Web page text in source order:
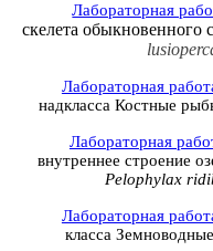
Лабораторная
скелета обыкновенного
Лабораторная
надкласса Костные
Лабораторная
внутреннее строение
Pelophylax
Лабораторная
класса